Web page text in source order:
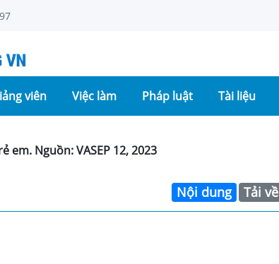
viên Việc làm Pháp luật Tài liệu
em. Nguồn: VASEP 12, 2023
Nội dung Tải về